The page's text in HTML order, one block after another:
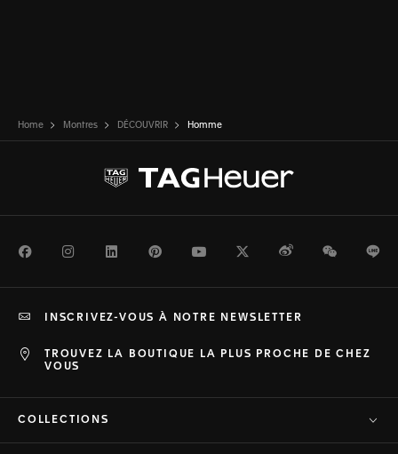
Home Montres DÉCOUVRIR Homme
FacebookInstagramLinkedInPinterestYoutubeTwitterWeiboWeChat
TROUVEZ LA BOUTIQUE LA PLUS PROCHE DE CHEZ
VOUS
INSCRIVEZ-VOUS À NOTRE NEWSLETTER
COLLECTIONS